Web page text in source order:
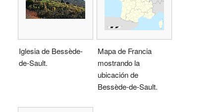
Iglesia de Bessède-
de-Sault.
Mapa de Francia
mostrando la
ubicación de
Bessède-de-Sault.